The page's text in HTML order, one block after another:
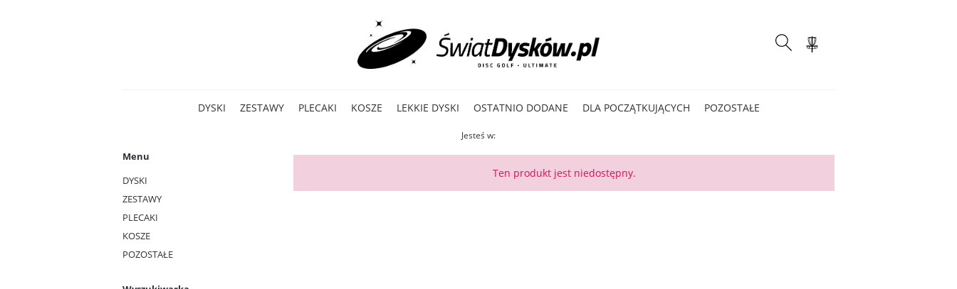
DYSKI ZESTAWY PLECAKI KOSZE LEKKIE DYSKI OSTATNIO DODANE DLA POCZĄTKUJĄCYCH POZOSTAŁE
Jesteś w:
Menu
DYSKI
ZESTAWY
PLECAKI
KOSZE
POZOSTAŁE
Ten produkt jest niedostępny.